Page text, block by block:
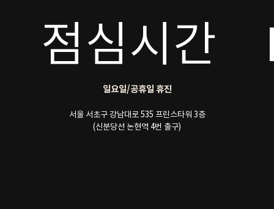
점심시간
일요일/공휴일 휴진
서울 서초구 강남대로 535 프린스타워 3층
(신분당선 논현역 4번 출구)